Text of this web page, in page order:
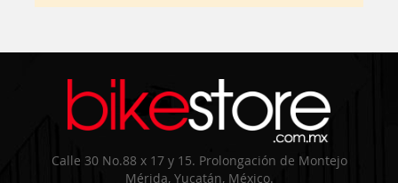
Calle 30 No.88 x 17 y 15. Prolongación de Montejo
Mérida, Yucatán, México.